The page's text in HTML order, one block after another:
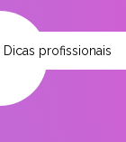
Dicas profissionais